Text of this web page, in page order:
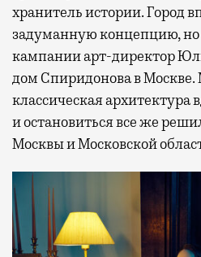
хранитель истории. Город
задуманную концепцию, но
кампании арт-директор
дом Спиридонова в Москве.
классическая
и остановиться все же
Москвы и Московской